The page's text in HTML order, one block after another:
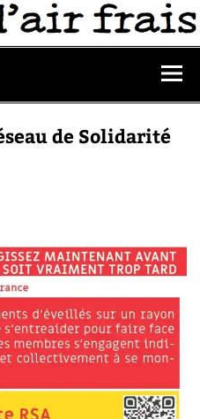
de Solidarité